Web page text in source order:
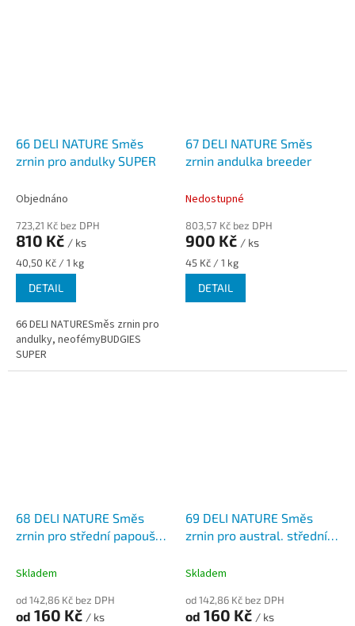
66 DELI NATURE Směs
zrnin pro andulky SUPER
Objednáno
723,21 Kč bez DPH
810 Kč / ks
Měrná
cena:
40,50 Kč / 1 kg
DETAIL
66 DELI NATURESměs zrnin pro
andulky, neofémyBUDGIES
SUPER
67 DELI NATURE Směs
zrnin andulka breeder
Nedostupné
803,57 Kč bez DPH
900 Kč / ks
Měrná
cena:
45 Kč / 1 kg
DETAIL
68 DELI NATURE Směs
zrnin pro střední papoušky
Skladem
od 142,86 Kč bez DPH
od 160 Kč / ks
69 DELI NATURE Směs
zrnin pro austral. střední
Skladem
od 142,86 Kč bez DPH
od 160 Kč / ks